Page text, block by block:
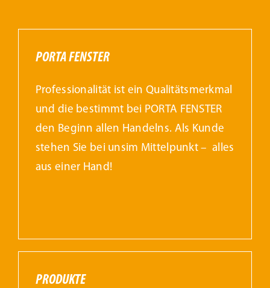
PORTA FENSTER
Professionalität ist ein Qualitätsmerkmal
und die bestimmt bei PORTA FENSTER
den Beginn allen Handelns. Als Kunde
stehen Sie bei unsim Mittelpunkt – alles
aus einer Hand!
PRODUKTE